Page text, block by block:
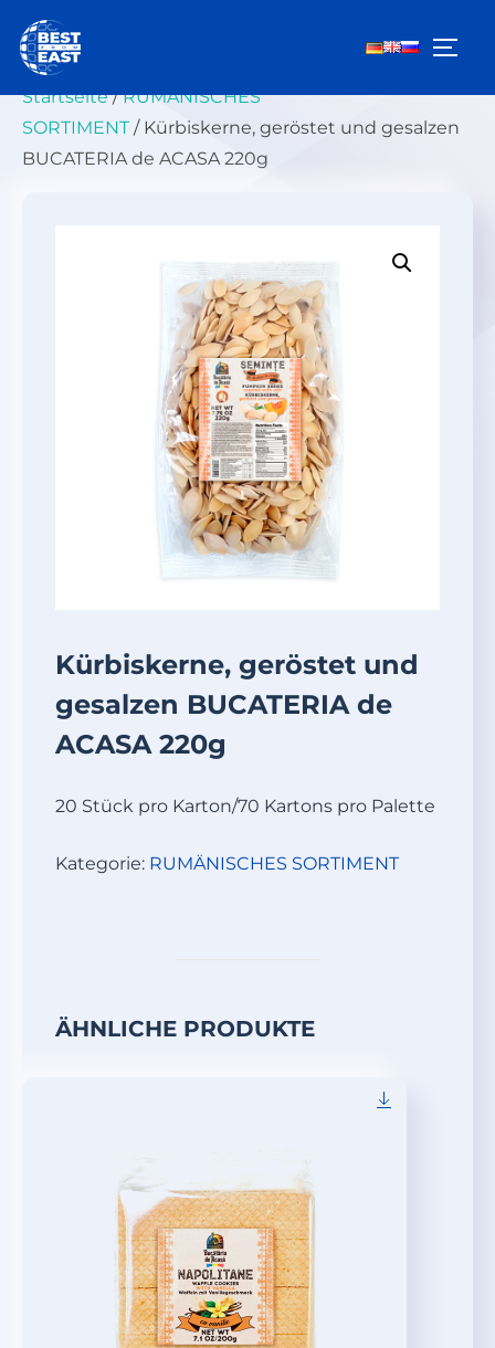
Inhalt
springen
Startseite/RUMÄNISCHES
SORTIMENT/ Kürbiskerne, geröstet und gesalzen
BUCATERIA de ACASA 220g
Kürbiskerne, geröstet und
gesalzen BUCATERIA de
ACASA 220g
20 Stück pro Karton/70 Kartons pro Palette
Kategorie: RUMÄNISCHES SORTIMENT
ÄHNLICHE PRODUKTE